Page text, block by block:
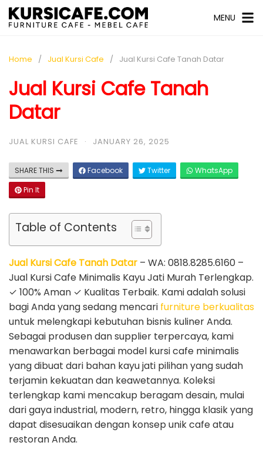
MENU
Home Jual Kursi Cafe Jual Kursi Cafe Tanah Datar
Jual Kursi Cafe Tanah
Datar
JUAL KURSI CAFE · JANUARY 26, 2025
SHARE THIS Facebook Twitter
WhatsApp
Pin It
Table of Contents
Jual Kursi Cafe Tanah Datar – WA: 0818.8285.6160 –
Jual Kursi Cafe Minimalis Kayu Jati Murah Terlengkap.
✓ 100% Aman ✓ Kualitas Terbaik. Kami adalah solusi
bagi Anda yang sedang mencari furniture berkualitas
untuk melengkapi kebutuhan bisnis kuliner Anda.
Sebagai produsen dan supplier terpercaya, kami
menawarkan berbagai model kursi cafe minimalis
yang dibuat dari bahan kayu jati pilihan yang sudah
terjamin kekuatan dan keawetannya. Koleksi
terlengkap kami mencakup beragam desain, mulai
dari gaya industrial, modern, retro, hingga klasik yang
dapat disesuaikan dengan konsep unik cafe atau
restoran Anda.